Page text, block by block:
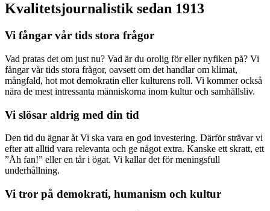
Kvalitetsjournalistik sedan 1913
Vi fångar vår tids stora frågor
Vad pratas det om just nu? Vad är du orolig för eller nyfiken på? Vi
fångar vår tids stora frågor, oavsett om det handlar om klimat,
mångfald, hot mot demokratin eller kulturens roll. Vi kommer också
nära de mest intressanta människorna inom kultur och samhällsliv.
Vi slösar aldrig med din tid
Den tid du ägnar åt Vi ska vara en god investering. Därför strävar vi
efter att alltid vara relevanta och ge något extra. Kanske ett skratt, ett
”Åh fan!” eller en tår i ögat. Vi kallar det för meningsfull
underhållning.
Vi tror på demokrati, humanism och kultur